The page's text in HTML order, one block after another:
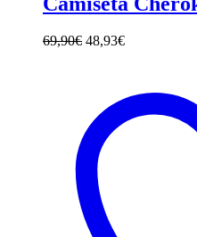
opciones
pueden
página
de
producto
69,90€ 48,93€